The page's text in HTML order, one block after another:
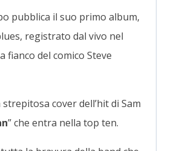
pubblica il suo primo album,
registrato dal vivo nel
fianco del comico Steve
cover dell’hit di Sam
” che entra nella top ten.